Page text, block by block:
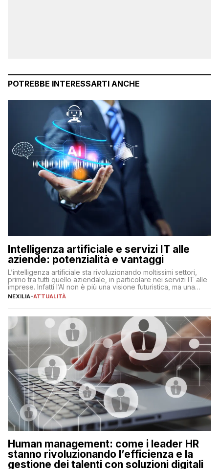
POTREBBE INTERESSARTI ANCHE
Intelligenza artificiale e servizi IT alle
aziende: potenzialità e vantaggi
L’intelligenza artificiale sta rivoluzionando moltissimi settori,
primo tra tutti quello aziendale, in particolare nei servizi IT alle
imprese. Infatti l’AI non è più una visione futuristica, ma una
realtà operativa che sta portando a un cambio significativo in
operazioni, bensì comporta […]
NEXILIA-ATTUALITÀ
Human management: come i leader HR
stanno rivoluzionando l’efficienza e la
gestione dei talenti con soluzioni digitali